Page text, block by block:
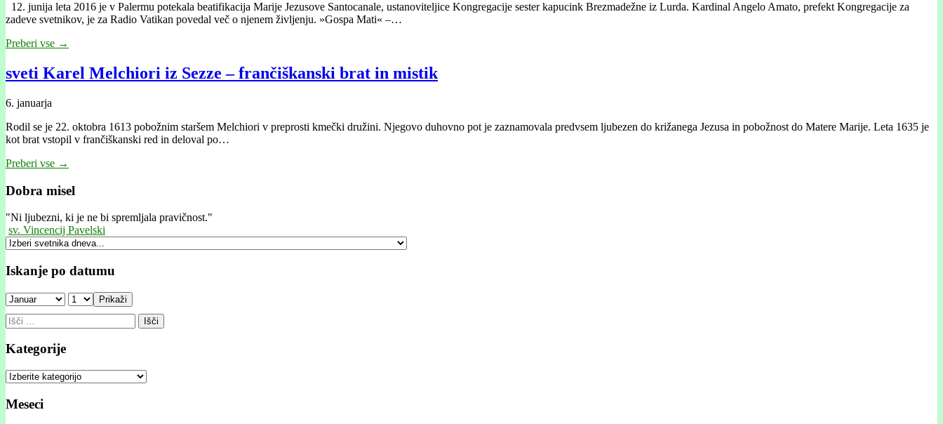
12. junija leta 2016 je v Palermu potekala beatifikacija Marije Jezusove Santocanale, ustanoviteljice Kongregacije sester kapucink Brezmadežne iz Lurda. Kardinal Angelo Amato, prefekt Kongregacije za
zadeve svetnikov, je za Radio Vatikan povedal več o njenem življenju. »Gospa Mati« –…
Preberi vse →
sveti Karel Melchiori iz Sezze – frančiškanski brat in mistik
6. januarja
Rodil se je 22. oktobra 1613 pobožnim staršem Melchiori v preprosti kmečki družini. Njegovo duhovno pot je zaznamovala predvsem ljubezen do križanega Jezusa in pobožnost do Matere Marije. Leta 1635 je
kot brat vstopil v frančiškanski red in deloval po…
Preberi vse →
Dobra misel
"Ni ljubezni, ki je ne bi spremljala pravičnost."
sv. Vincencij Pavelski
Iskanje po datumu
Prikaži
Išči:
Kategorije
Kategorije
Meseci